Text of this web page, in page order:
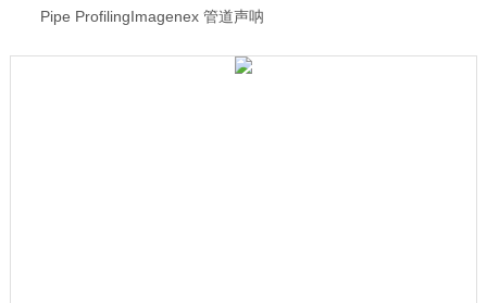
Pipe ProfilingImagenex 管道声呐